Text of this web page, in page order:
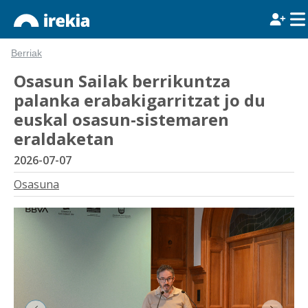
Berriak
Osasun Sailak berrikuntza
palanka erabakigarritzat jo du
euskal osasun-sistemaren
eraldaketan
2026-07-07
Osasuna